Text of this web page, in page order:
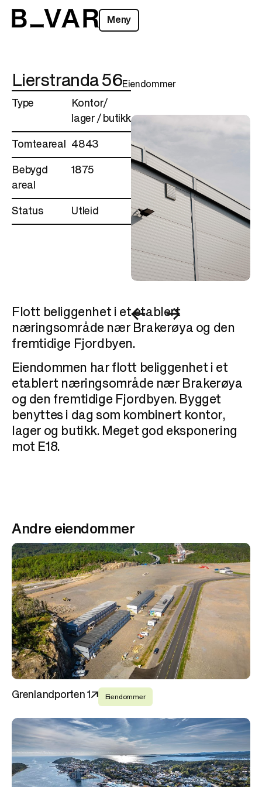
Meny
Lierstranda 56Eiendommer
Type
Kontor/
lager / butikk
Tomteareal 4843
Bebygd
areal
1875
Status Utleid
Flott beliggenhet i et etablert
næringsområde nær Brakerøya og den
fremtidige Fjordbyen.
Eiendommen har flott beliggenhet i et
etablert næringsområde nær Brakerøya
og den fremtidige Fjordbyen. Bygget
benyttes i dag som kombinert kontor,
lager og butikk. Meget god eksponering
mot E18.
Andre eiendommer
Grenlandporten 1 Eiendommer